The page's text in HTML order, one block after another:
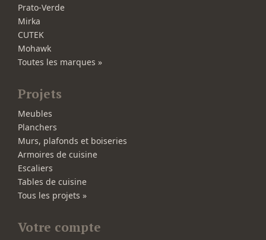
Prato-Verde
Mirka
CUTEK
Mohawk
Toutes les marques »
Projets
Meubles
Planchers
Murs, plafonds et boiseries
Armoires de cuisine
Escaliers
Tables de cuisine
Tous les projets »
Votre compte